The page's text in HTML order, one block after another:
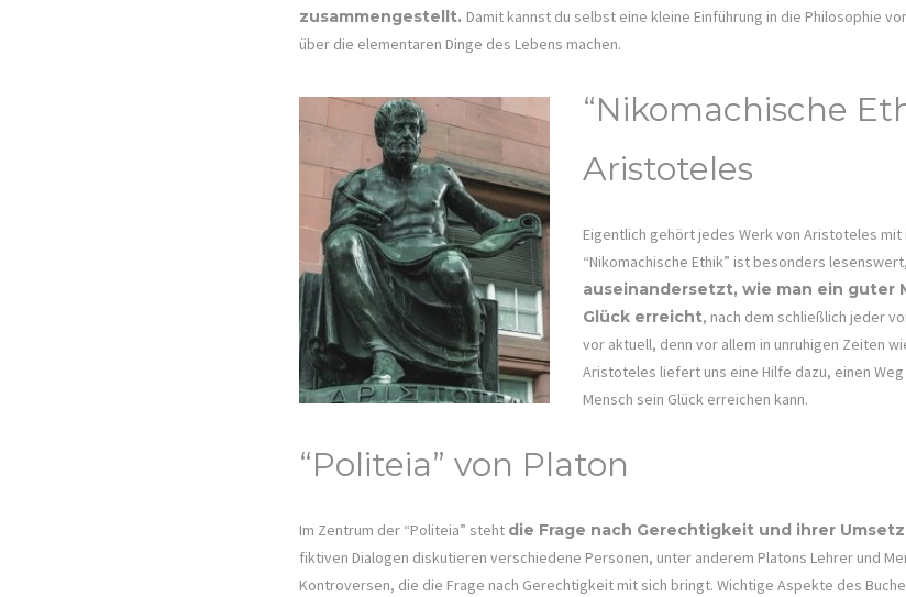
zusammengestellt. Damit kannst du selbst eine kleine Einführung in die Philosophie
über die elementaren Dinge des Lebens machen.
“Nikomachische
Aristoteles
Eigentlich gehört jedes Werk von Aristoteles
“Nikomachische Ethik” ist besonders
auseinandersetzt, wie man ein guter
Glück erreicht, nach dem schließlich jeder
vor aktuell, denn vor allem in unruhigen Zeiten
Aristoteles liefert uns eine Hilfe dazu, einen
Mensch sein Glück erreichen kann.
“Politeia” von Platon
Im Zentrum der “Politeia” steht die Frage nach Gerechtigkeit und ihrer
fiktiven Dialogen diskutieren verschiedene Personen, unter anderem Platons Lehrer und
Kontroversen, die die Frage nach Gerechtigkeit mit sich bringt. Wichtige Aspekte des